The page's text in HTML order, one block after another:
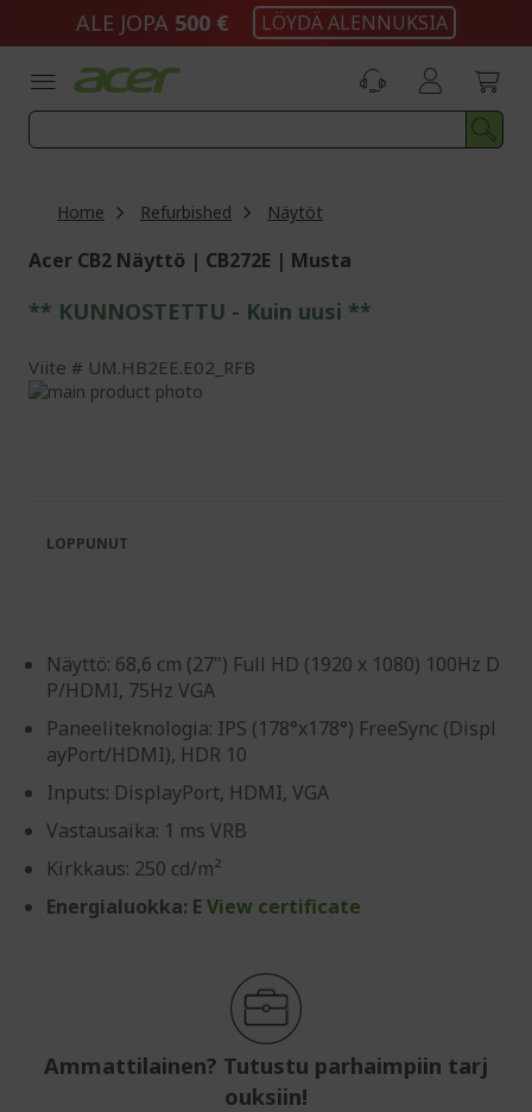
ALE JOPA 500 € LÖYDÄ ALENNUKSIA
Home Refurbished Näytöt
Acer CB2 Näyttö | CB272E | Musta
** KUNNOSTETTU - Kuin uusi **
Viite UM.HB2EE.E02_RFB
Skip
images
gallery
the
images
Näyttö: 68,6 cm (27") Full HD (1920 x 1080) 100Hz D
P/HDMI, 75Hz VGA
Paneeliteknologia: IPS (178°x178°) FreeSync (Displ
ayPort/HDMI), HDR 10
Inputs: DisplayPort, HDMI, VGA
Vastausaika: 1 ms VRB
Kirkkaus: 250 cd/m²
Energialuokka: E View certificate
Ammattilainen? Tutustu parhaimpiin tarj
ouksiin!
LOPPUNUT